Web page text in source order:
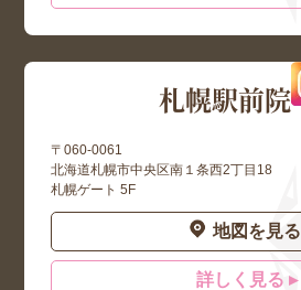
札幌駅前院
〒060-0061
北海道札幌市中央区南１条西2丁目18
札幌ゲート 5F
地図を見る
詳しく見る ▸